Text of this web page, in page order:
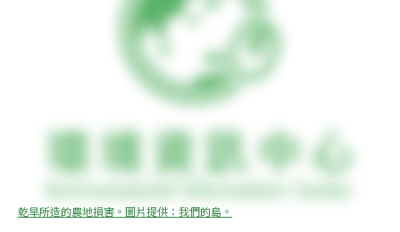
乾旱所造的農地損害。圖片提供：我們的島。